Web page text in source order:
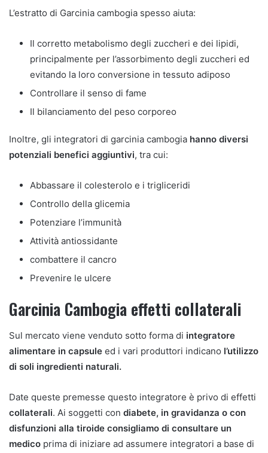
L’estratto di Garcinia cambogia spesso aiuta:
Il corretto metabolismo degli zuccheri e dei lipidi,
principalmente per l’assorbimento degli zuccheri ed
evitando la loro conversione in tessuto adiposo
Controllare il senso di fame
Il bilanciamento del peso corporeo
Inoltre, gli integratori di garcinia cambogia hanno diversi
potenziali benefici aggiuntivi, tra cui:
Abbassare il colesterolo e i trigliceridi
Controllo della glicemia
Potenziare l’immunità
Attività antiossidante
combattere il cancro
Prevenire le ulcere
Garcinia Cambogia effetti collaterali
Sul mercato viene venduto sotto forma di integratore
alimentare in capsule ed i vari produttori indicano l’utilizzo
di soli ingredienti naturali.
Date queste premesse questo integratore è privo di effetti
collaterali. Ai soggetti con diabete, in gravidanza o con
disfunzioni alla tiroide consigliamo di consultare un
medico prima di iniziare ad assumere integratori a base di